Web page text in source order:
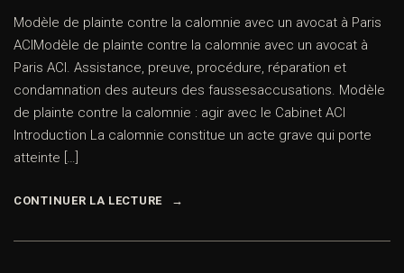
Modèle de plainte contre la calomnie avec un avocat à Paris
ACIModèle de plainte contre la calomnie avec un avocat à
Paris ACI. Assistance, preuve, procédure, réparation et
condamnation des auteurs des faussesaccusations. Modèle
de plainte contre la calomnie : agir avec le Cabinet ACI
Introduction La calomnie constitue un acte grave qui porte
atteinte […]
CONTINUER LA LECTURE